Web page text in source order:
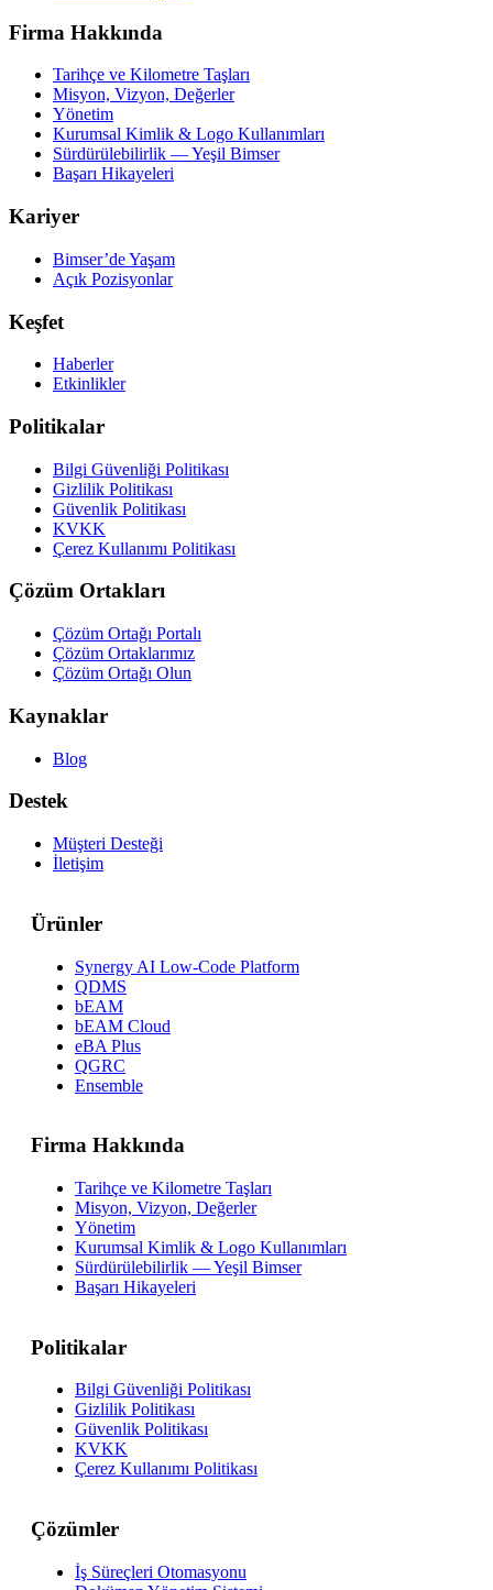
Firma Hakkında
Tarihçe ve Kilometre Taşları
Misyon, Vizyon, Değerler
Yönetim
Kurumsal Kimlik & Logo Kullanımları
Sürdürülebilirlik — Yeşil Bimser
Başarı Hikayeleri
Kariyer
Bimser’de Yaşam
Açık Pozisyonlar
Keşfet
Haberler
Etkinlikler
Politikalar
Bilgi Güvenliği Politikası
Gizlilik Politikası
Güvenlik Politikası
KVKK
Çerez Kullanımı Politikası
Çözüm Ortakları
Çözüm Ortağı Portalı
Çözüm Ortaklarımız
Çözüm Ortağı Olun
Kaynaklar
Blog
Destek
Müşteri Desteği
İletişim
Ürünler
Synergy AI Low-Code Platform
QDMS
bEAM
bEAM Cloud
eBA Plus
QGRC
Ensemble
Firma Hakkında
Tarihçe ve Kilometre Taşları
Misyon, Vizyon, Değerler
Yönetim
Kurumsal Kimlik & Logo Kullanımları
Sürdürülebilirlik — Yeşil Bimser
Başarı Hikayeleri
Politikalar
Bilgi Güvenliği Politikası
Gizlilik Politikası
Güvenlik Politikası
KVKK
Çerez Kullanımı Politikası
Çözümler
İş Süreçleri Otomasyonu